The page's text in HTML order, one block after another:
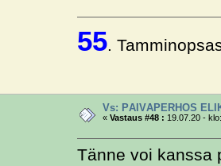
55.
Vs: PÄIVÄPERHOS
«Vastaus #48 : 19.07.20 -
Tänne voi kanssa